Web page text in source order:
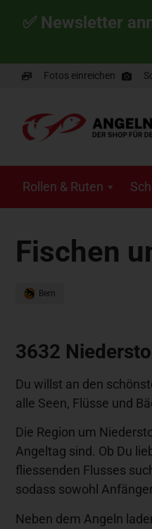
✅ Newsletter
Fotos einreichen
Rollen & Ruten
Fischen
Bern
3632
Du willst an den
alle Seen, Flüsse und
Die Region um
Angeltag sind. Ob Du
fliessenden Flusses
sodass sowohl
Neben dem Angeln